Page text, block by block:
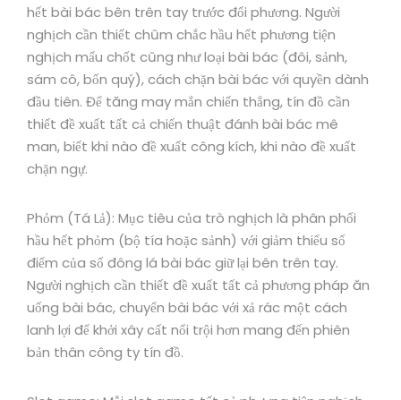
hết bài bác bên trên tay trước đối phương. Người
nghịch cần thiết chũm chắc hầu hết phương tiện
nghịch mấu chốt cũng như loại bài bác (đôi, sảnh,
sám cô, bốn quý), cách chặn bài bác với quyền dành
đầu tiên. Để tăng may mắn chiến thắng, tín đồ cần
thiết đề xuất tất cả chiến thuật đánh bài bác mê
man, biết khi nào đề xuất công kích, khi nào đề xuất
chặn ngự.
Phỏm (Tá Lả): Mục tiêu của trò nghịch là phân phối
hầu hết phỏm (bộ tía hoặc sảnh) với giảm thiểu số
điểm của số đông lá bài bác giữ lại bên trên tay.
Người nghịch cần thiết đề xuất tất cả phương pháp ăn
uống bài bác, chuyển bài bác với xả rác một cách
lanh lợi để khởi xây cất nổi trội hơn mang đến phiên
bản thân công ty tín đồ.